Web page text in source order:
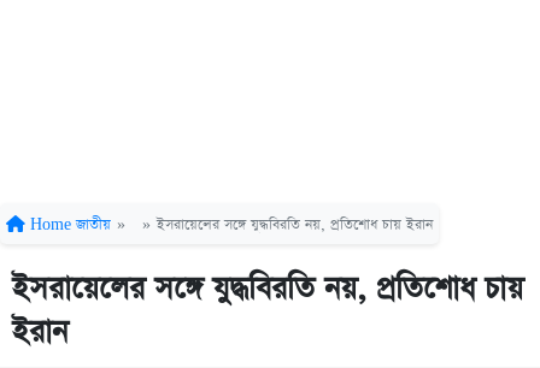
Home জাতীয় » » ইসরায়েলের সঙ্গে যুদ্ধবিরতি নয়, প্রতিশোধ চায় ইরান
ইসরায়েলের সঙ্গে যুদ্ধবিরতি নয়, প্রতিশোধ চায়
ইরান